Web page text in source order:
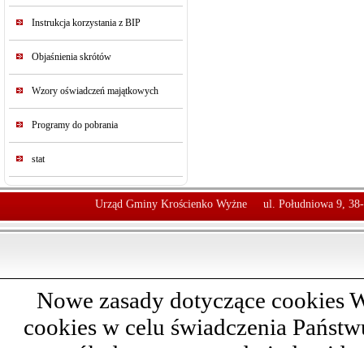
Instrukcja korzystania z BIP
Objaśnienia skrótów
Wzory oświadczeń majątkowych
Programy do pobrania
stat
Urząd Gminy Krościenko Wyżne ul. Południowa 9,
Nowe zasady dotyczące cookies
cookies w celu świadczenia